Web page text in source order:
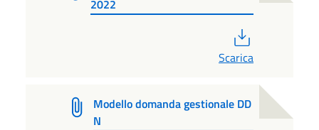
2022
Scarica
Modello domanda gestionale DD
N